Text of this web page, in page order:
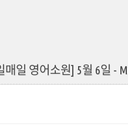
매일 영어소원] 5월 6일 -